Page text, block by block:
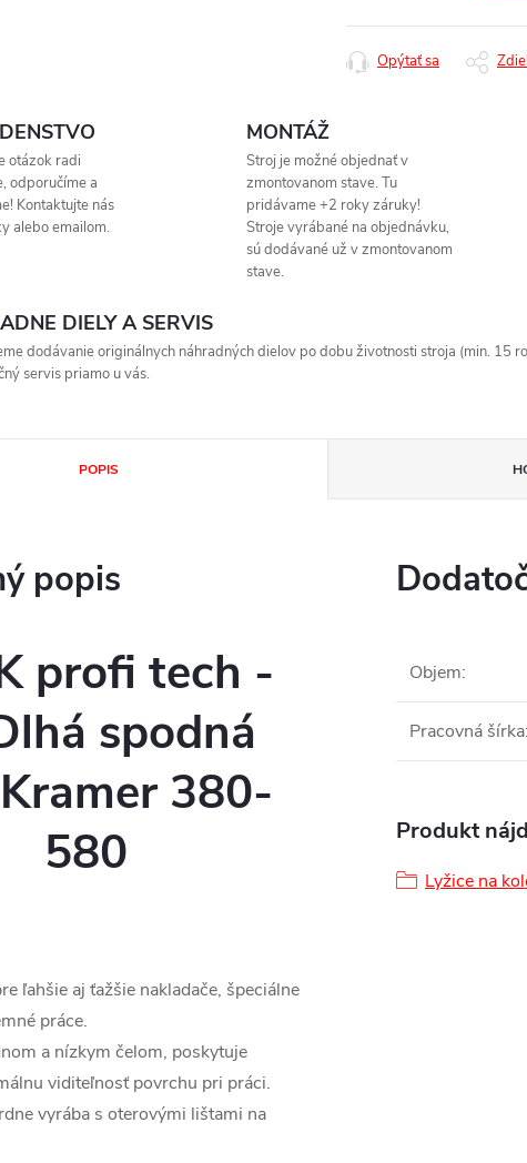
Opýtať sa
otázok radi
odporučíme a
Kontaktujte nás
alebo emailom.
MONTÁŽ
Stroj je možné objednať v
zmontovanom stave. Tu
pridávame +2 roky záruky!
Stroje vyrábané na objednávku,
sú dodávané už v zmontovanom
stave.
DIELY A SERVIS
dodávanie originálnych náhradných dielov po dobu životnosti stroja (min. 15
servis priamo u vás.
POPIS
popis
profi tech -
spodná
380-
580
ľahšie aj ťažšie nakladače, špeciálne
práce.
a nízkym čelom, poskytuje
viditeľnosť povrchu pri práci.
vyrába s oterovými lištami na
Objem:
Pracovná šírka:
Produkt
Lyžice na